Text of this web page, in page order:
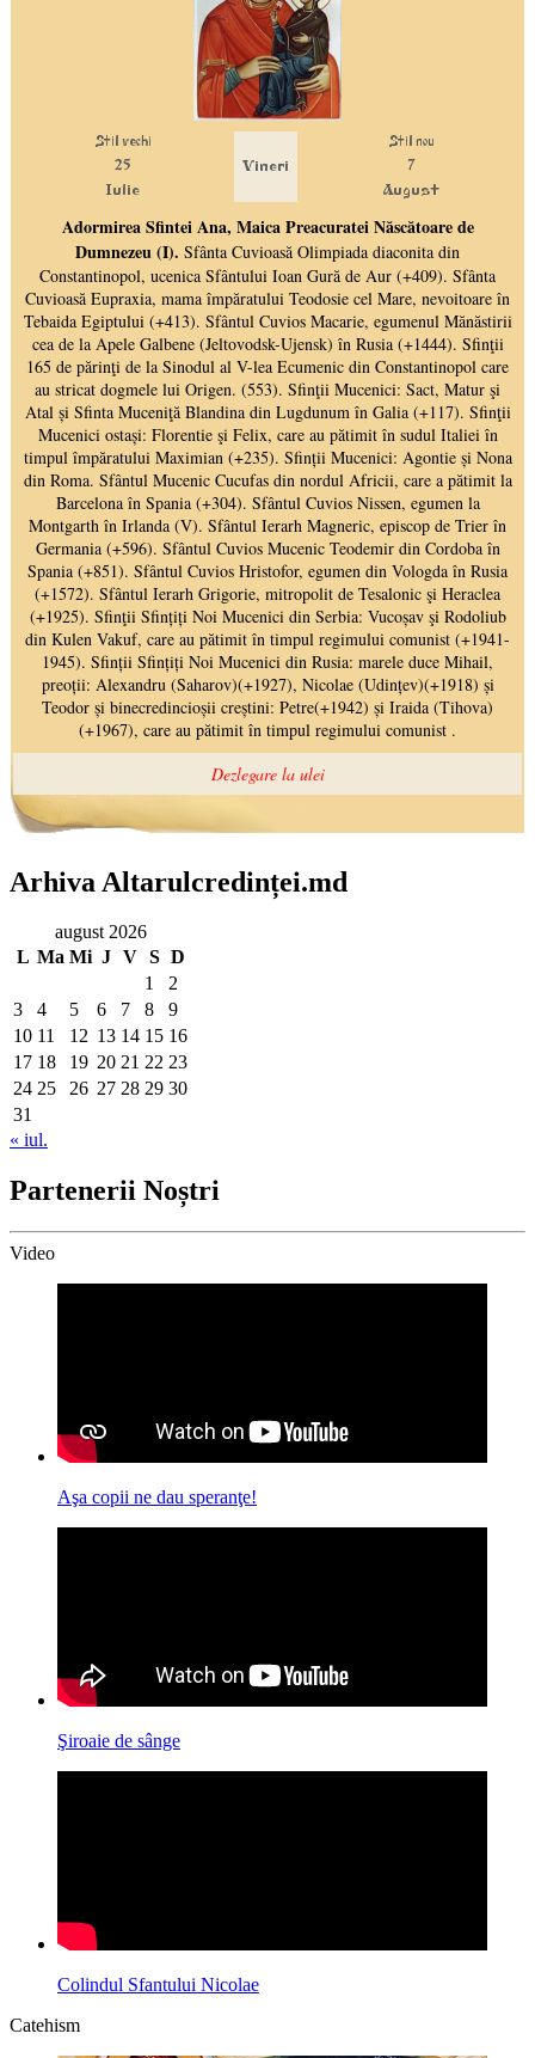
Arhiva Altarulcredinței.md
august 2026
L Ma Mi J V S D
1
2
3
4 5 6 7 8
9
10 11 12 13 14 15 16
17 18 19 20 21 22 23
24 25 26 27 28 29 30
31
« iul.
Partenerii Noștri
Video
Aşa copii ne dau speranţe!
Şiroaie de sânge
Colindul Sfantului Nicolae
Catehism